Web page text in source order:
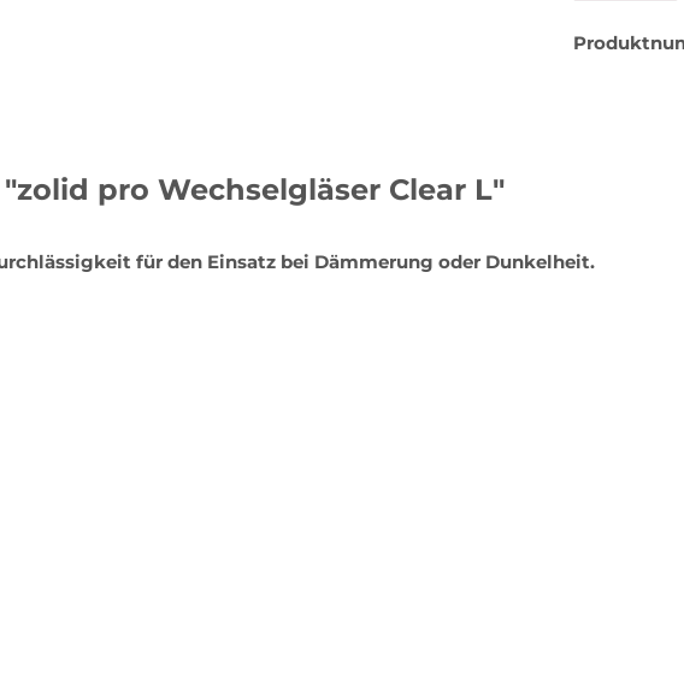
pro Wechselgläser Clear L"
für den Einsatz bei Dämmerung oder Dunkelheit.